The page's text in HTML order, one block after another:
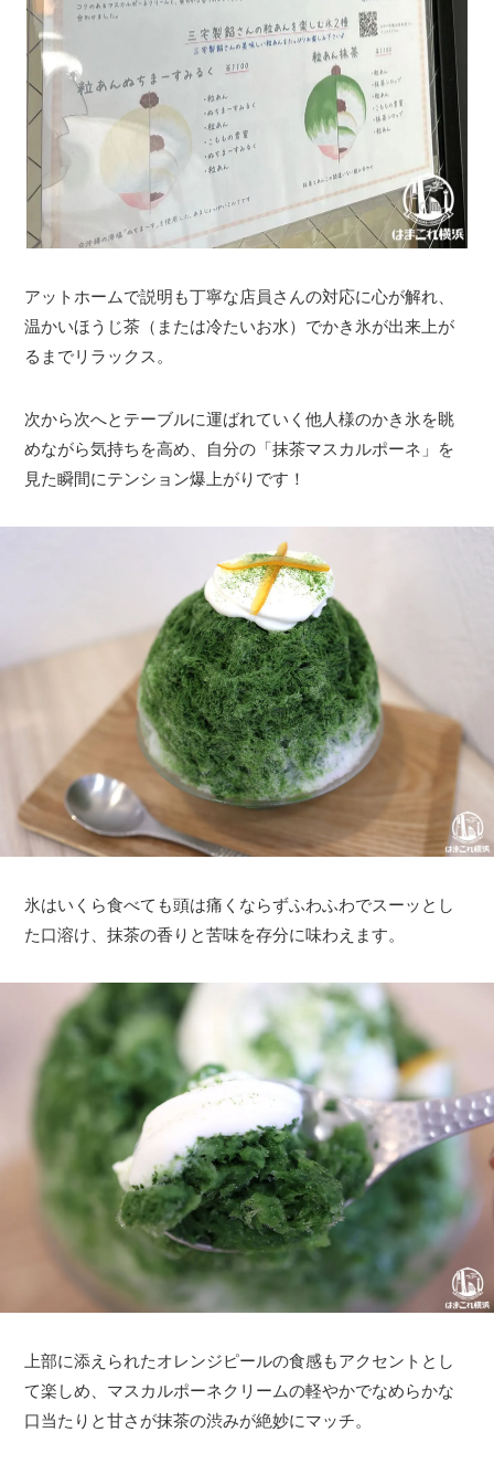
アットホームで説明も丁寧な店員さんの対応に心が解れ、
温かいほうじ茶（または冷たいお水）でかき氷が出来上が
るまでリラックス。
次から次へとテーブルに運ばれていく他人様のかき氷を眺
めながら気持ちを高め、自分の「抹茶マスカルポーネ」を
見た瞬間にテンション爆上がりです！
氷はいくら食べても頭は痛くならずふわふわでスーッとし
た口溶け、抹茶の香りと苦味を存分に味わえます。
上部に添えられたオレンジピールの食感もアクセントとし
て楽しめ、マスカルポーネクリームの軽やかでなめらかな
口当たりと甘さが抹茶の渋みが絶妙にマッチ。